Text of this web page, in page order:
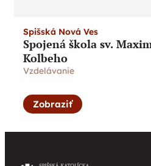
Spišská Nová Ves
Spojená škola sv.
Kolbeho
Vzdelávanie
Zobraziť